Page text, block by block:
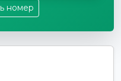
номер